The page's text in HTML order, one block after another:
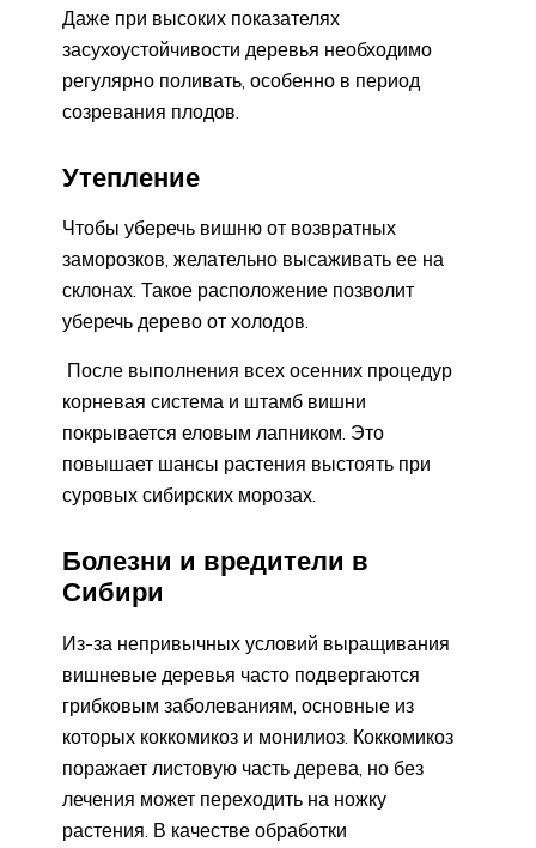
Даже при высоких показателях
засухоустойчивости деревья необходимо
регулярно поливать, особенно в период
созревания плодов.
Утепление
Чтобы уберечь вишню от возвратных
заморозков, желательно высаживать ее на
склонах. Такое расположение позволит
уберечь дерево от холодов.
После выполнения всех осенних процедур
корневая система и штамб вишни
покрывается еловым лапником. Это
повышает шансы растения выстоять при
суровых сибирских морозах.
Болезни и вредители в
Сибири
Из-за непривычных условий выращивания
вишневые деревья часто подвергаются
грибковым заболеваниям, основные из
которых коккомикоз и монилиоз. Коккомикоз
поражает листовую часть дерева, но без
лечения может переходить на ножку
растения. В качестве обработки